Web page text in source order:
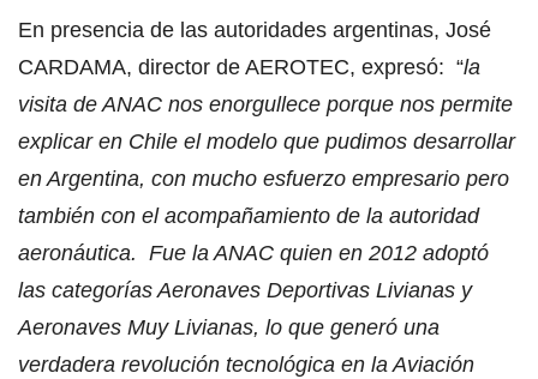
En presencia de las autoridades argentinas, José
CARDAMA, director de AEROTEC, expresó: “la
visita de ANAC nos enorgullece porque nos permite
explicar en Chile el modelo que pudimos desarrollar
en Argentina, con mucho esfuerzo empresario pero
también con el acompañamiento de la autoridad
aeronáutica. Fue la ANAC quien en 2012 adoptó
las categorías Aeronaves Deportivas Livianas y
Aeronaves Muy Livianas, lo que generó una
verdadera revolución tecnológica en la Aviación